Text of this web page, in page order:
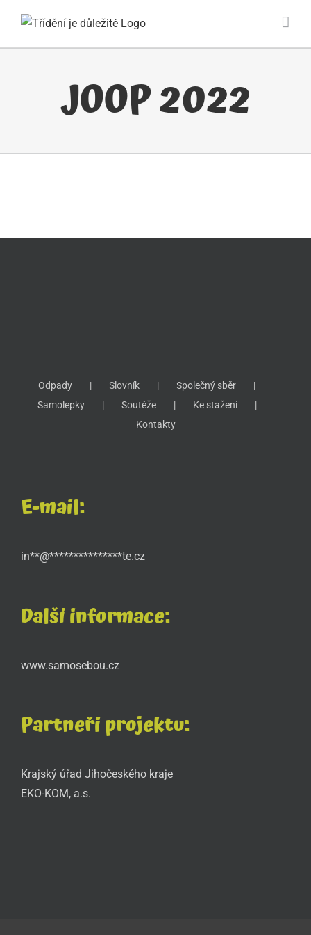
obsah
JOOP 2022
Odpady Slovník
Společný sběr
Samolepky
Soutěže
Ke stažení
Kontakty
E-mail:
in**@***************te.cz
Další informace:
www.samosebou.cz
Partneři projektu:
Krajský úřad Jihočeského kraje
EKO-KOM, a.s.